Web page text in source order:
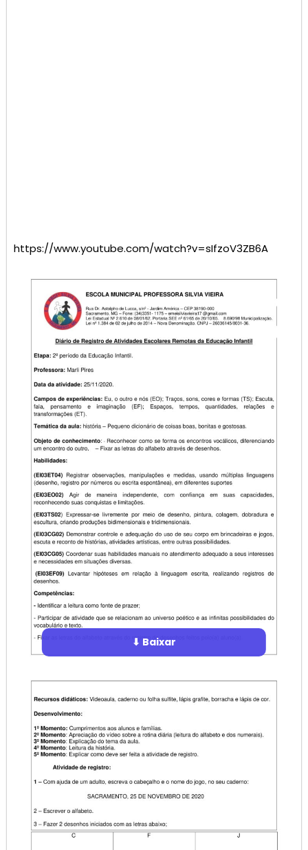
https://www.youtube.com/watch?v=sIfzoV3ZB6A
⬇ Baixar